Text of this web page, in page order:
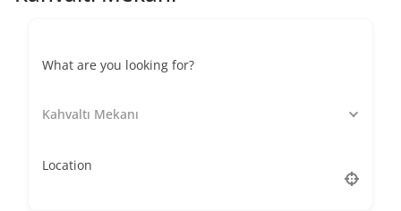
What are you looking for?
Kahvaltı Mekanı
Location